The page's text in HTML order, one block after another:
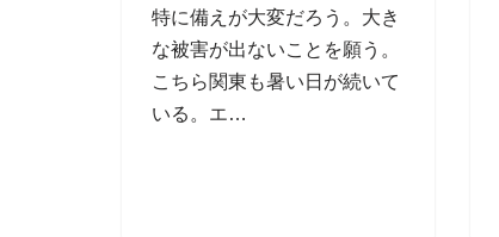
特に備えが大変だろう。大き
な被害が出ないことを願う。
こちら関東も暑い日が続いて
いる。エ…